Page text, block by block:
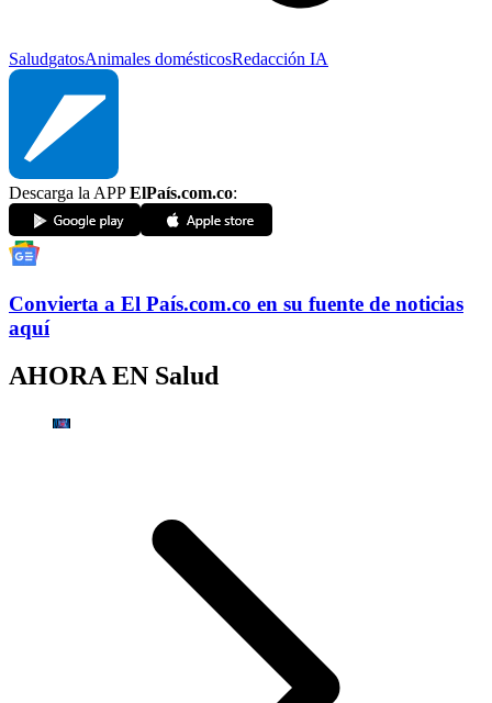
SaludgatosAnimales domésticosRedacción IA
Descarga la APPElPaís.com.co:
Convierta a El País.com.co en su fuente de noticias
aquí
AHORA EN Salud